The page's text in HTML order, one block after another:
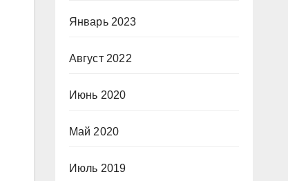
Январь 2023
Август 2022
Июнь 2020
Май 2020
Июль 2019